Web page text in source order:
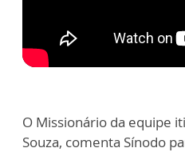
O Missionário da equipe
Souza, comenta Sínodo